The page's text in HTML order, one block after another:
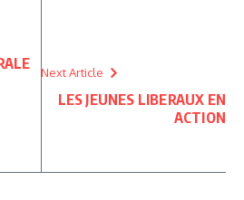
Next Article
LES JEUNES LIBERAUX EN
ACTION